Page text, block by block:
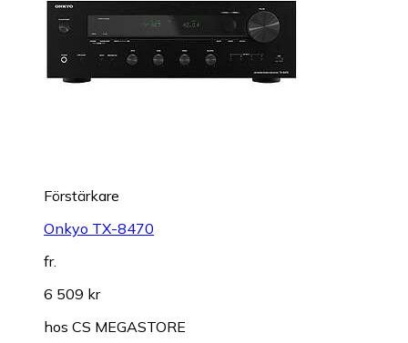
Förstärkare
Onkyo TX-8470
fr.
6 509 kr
hos CS MEGASTORE